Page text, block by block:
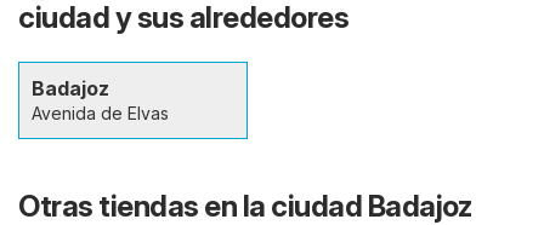
ciudad y sus alrededores
Badajoz
Avenida de Elvas
Otras tiendas en la ciudad Badajoz